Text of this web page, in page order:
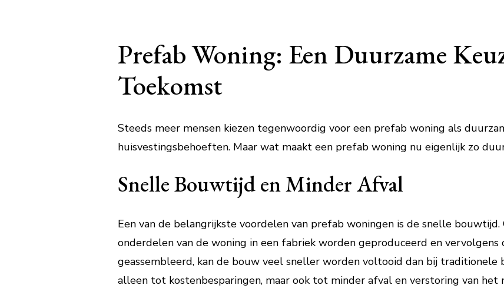
Prefab Woning: Een Duurzame
Toekomst
Steeds meer mensen kiezen tegenwoordig voor een prefab woning als
huisvestingsbehoeften. Maar wat maakt een prefab woning nu eigenlijk zo
Snelle Bouwtijd en Minder Afval
Een van de belangrijkste voordelen van prefab woningen is de snelle
onderdelen van de woning in een fabriek worden geproduceerd en
geassembleerd, kan de bouw veel sneller worden voltooid dan bij
alleen tot kostenbesparingen, maar ook tot minder afval en verstoring van het